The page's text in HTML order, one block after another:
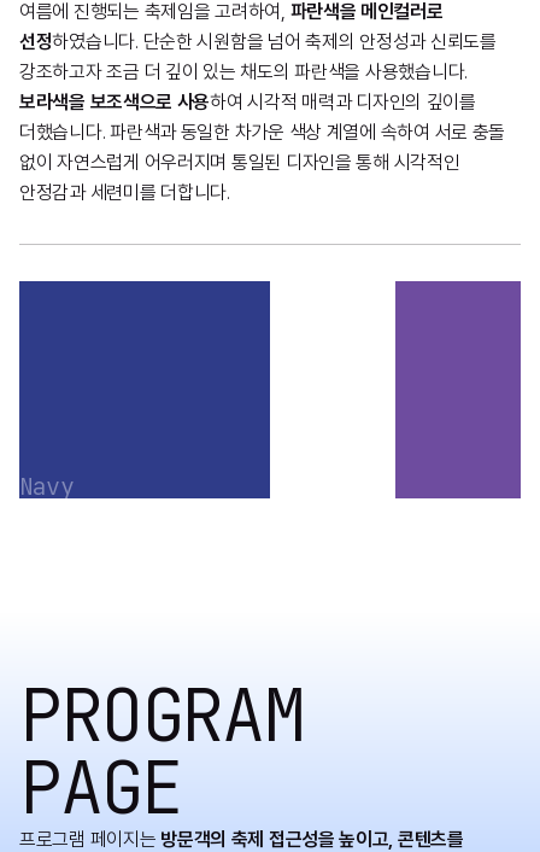
여름에 진행되는 축제임을 고려하여, 파란색을 메인컬러로
선정하였습니다. 단순한 시원함을 넘어 축제의 안정성과 신뢰도를
강조하고자 조금 더 깊이 있는 채도의 파란색을 사용했습니다.
보라색을 보조색으로 사용하여 시각적 매력과 디자인의 깊이를
더했습니다. 파란색과 동일한 차가운 색상 계열에 속하여 서로 충돌
없이 자연스럽게 어우러지며 통일된 디자인을 통해 시각적인
안정감과 세련미를 더합니다.
Navy
PROGRAM
PAGE
프로그램 페이지는 방문객의 축제 접근성을 높이고, 콘텐츠를